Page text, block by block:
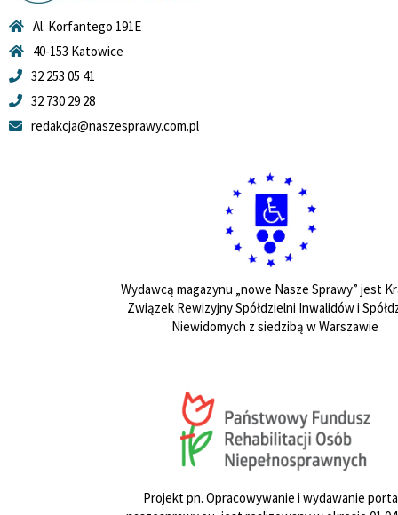
Al. Korfantego 191E
40-153 Katowice
32 253 05 41
32 730 29 28
redakcja@naszesprawy.com.pl
Wydawcą magazynu „nowe Nasze Sprawy” jest
Związek Rewizyjny Spółdzielni Inwalidów i
Niewidomych z siedzibą w Warszawie
Projekt pn. Opracowywanie i wydawanie